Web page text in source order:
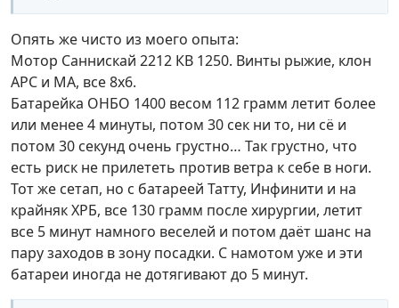
Опять же чисто из моего опыта:
Мотор Саннискай 2212 КВ 1250. Винты рыжие, клон
АРС и МА, все 8х6.
Батарейка ОНБО 1400 весом 112 грамм летит более
или менее 4 минуты, потом 30 сек ни то, ни сё и
потом 30 секунд очень грустно… Так грустно, что
есть риск не прилететь против ветра к себе в ноги.
Тот же сетап, но с батареей Татту, Инфинити и на
крайняк ХРБ, все 130 грамм после хирургии, летит
все 5 минут намного веселей и потом даёт шанс на
пару заходов в зону посадки. С намотом уже и эти
батареи иногда не дотягивают до 5 минут.